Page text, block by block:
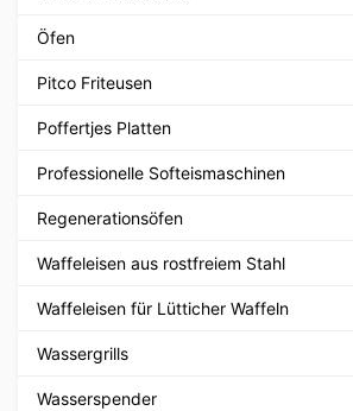
Öfen
Pitco Friteusen
Poffertjes Platten
Professionelle Softeismaschinen
Regenerationsöfen
Waffeleisen aus rostfreiem Stahl
Waffeleisen für Lütticher Waffeln
Wassergrills
Wasserspender